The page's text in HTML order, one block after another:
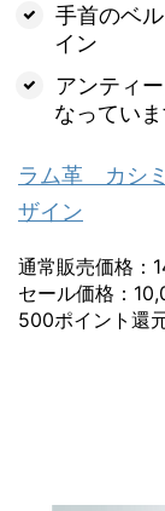
手首のベ
イン
アンティ
なってい
ラム革 カシ
ザイン
通常販売価格：
セール価格：
500ポイント還